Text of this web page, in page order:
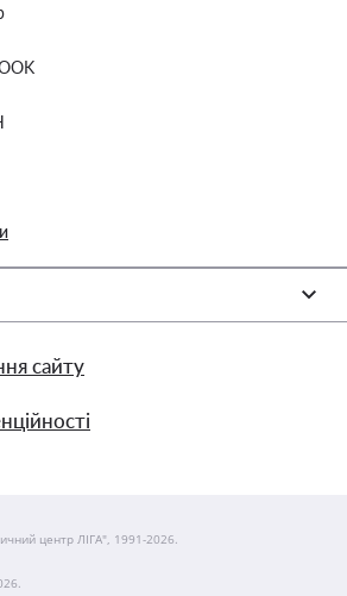
сайту
центр ЛІГА", 1991-2026.